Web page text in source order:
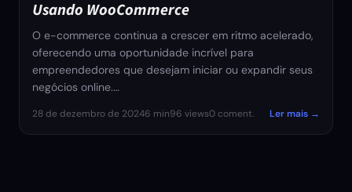
Usando WooCommerce
O e-commerce continua a crescer em ritmo acelerado,
oferecendo uma oportunidade incrível para
empreendedores que desejam iniciar ou expandir seus
negócios online.…
28 de dezembro de 20246 min96 views0 coment. Ler mais →